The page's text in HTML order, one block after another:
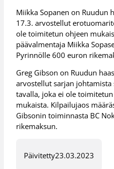
Miikka Sopanen on Ruudun
17.3. arvostellut
ole toimitetun ohjeen
päävalmentaja Miikka
Pyrinnölle 600 euron
Greg Gibson on Ruudun
arvostellut sarjan
tavalla, joka ei ole
mukaista. Kilpailujaos
Gibsonin toiminnasta BC
rikemaksun.
Päivitetty23.03.2023